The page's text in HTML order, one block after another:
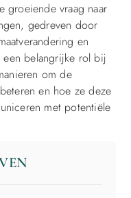
groeiende vraag naar
gedreven door
en
een belangrijke rol bij
om de
en hoe ze deze
met potentiële